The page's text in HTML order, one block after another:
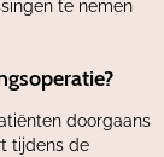
te nemen
doorgaans
tijdens de